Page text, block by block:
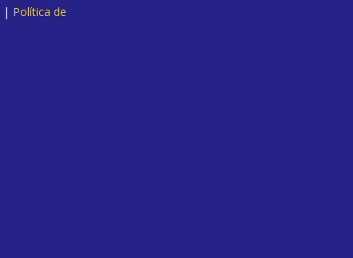
| Política de